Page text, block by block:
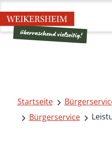
Startseite
Bürgerservice